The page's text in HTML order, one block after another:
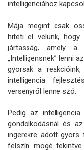
intelligenciához
Mája megint csak
hiteti el velünk, hogy
jártasság, amely a
„Intelligensnek” lenni
gyorsak a
intelligencia
versenyről lenne szó.
Pedig az
gondolkodásnál és
ingerekre adott gyors
felszín mögé